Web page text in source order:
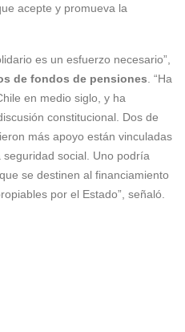
acepte y promueva la
es un esfuerzo necesario”,
de fondos de pensiones. “Ha
en medio siglo, y ha
constitucional. Dos de
más apoyo están vinculadas
social. Uno podría
se destinen al financiamiento
por el Estado”, señaló.